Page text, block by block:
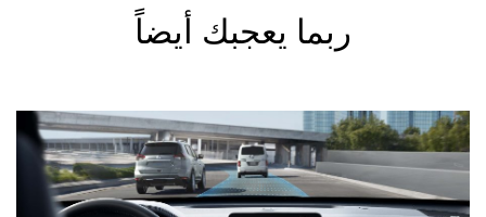
ربما يعجبك أيضاً